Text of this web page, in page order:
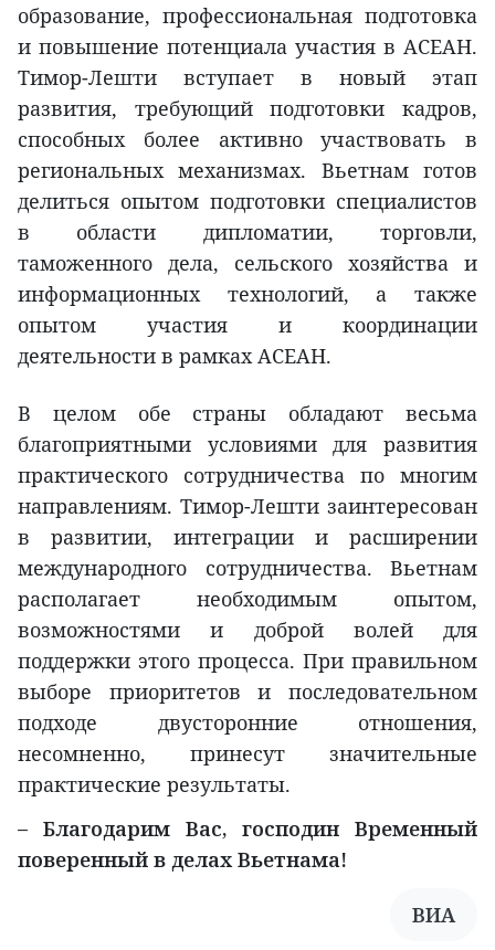
образование, профессиональная подготовка
и повышение потенциала участия в АСЕАН.
Тимор-Лешти вступает в новый этап
развития, требующий подготовки кадров,
способных более активно участвовать в
региональных механизмах. Вьетнам готов
делиться опытом подготовки специалистов
в области дипломатии, торговли,
таможенного дела, сельского хозяйства и
информационных технологий, а также
опытом участия и координации
деятельности в рамках АСЕАН.
В целом обе страны обладают весьма
благоприятными условиями для развития
практического сотрудничества по многим
направлениям. Тимор-Лешти заинтересован
в развитии, интеграции и расширении
международного сотрудничества. Вьетнам
располагает необходимым опытом,
возможностями и доброй волей для
поддержки этого процесса. При правильном
выборе приоритетов и последовательном
подходе двусторонние отношения,
несомненно, принесут значительные
практические результаты.
– Благодарим Вас, господин Временный
поверенный в делах Вьетнама!
ВИA